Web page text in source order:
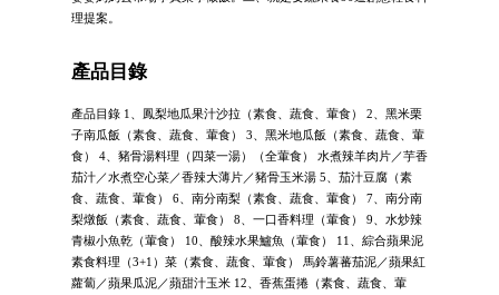
理提案。
產品目錄
產品目錄 1、鳳梨地瓜果汁沙拉（素食、蔬食、葷食） 2、黑米栗
子南瓜飯（素食、蔬食、葷食） 3、黑米地瓜飯（素食、蔬食、葷
食） 4、豬骨湯料理（四菜一湯）（全葷食） 水煮辣羊肉片／芋香
茄汁／水煮空心菜／香辣大薄片／豬骨玉米湯 5、茄汁豆腐（素
食、蔬食、葷食） 6、南分南梨（素食、蔬食、葷食） 7、南分南
梨燉飯（素食、蔬食、葷食） 8、一口香料理（葷食） 9、水炒辣
青椒小魚乾（葷食） 10、酸辣水果鱸魚（葷食） 11、綜合蘋果泥
素食料理（3+1）菜（素食、蔬食、葷食） 馬鈴薯蕃茄泥／蘋果紅
蘿蔔／蘋果瓜泥／蘋甜汁玉米 12、香蕉蛋捲（素食、蔬食、葷